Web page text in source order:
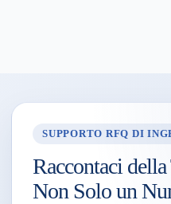
SUPPORTO RFQ DI
Raccontaci
Non Solo un